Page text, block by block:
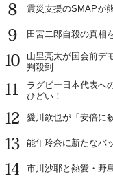
8
震災支援のSMAPが
9
田宮二郎自殺の真相
10
山里亮太が国会前デ
判殺到
11
ラグビー日本代表へ
ひどい！
12
愛川欽也が「安倍に
13
能年玲奈に新たなバ
14
市川沙耶と熱愛・野